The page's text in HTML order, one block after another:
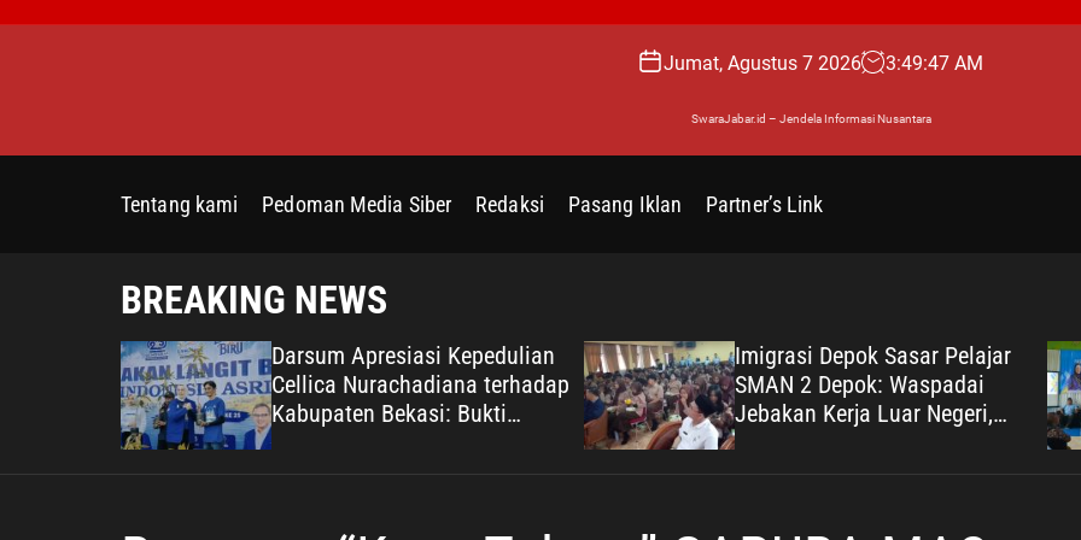
Jumat, Agustus 7 2026 3:49:48 AM
SwaraJabar.id – Jendela Informasi Nusantara
Tentang kami Pedoman Media Siber Redaksi Pasang Iklan Partner’s Link
BREAKING NEWS
Darsum Apresiasi Kepedulian
Cellica Nurachadiana terhadap
Kabupaten Bekasi: Bukti
Pengabdian yang Nyata untuk
Imigrasi Depok Sasar Pelajar
SMAN 2 Depok: Waspadai
Jebakan Kerja Luar Negeri,
Poltekim Jadi Jalan Masa